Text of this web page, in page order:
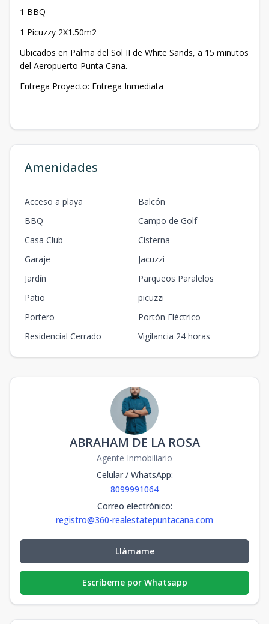
1 BBQ
1 Picuzzy 2X1.50m2
Ubicados en Palma del Sol II de White Sands, a 15 minutos
del Aeropuerto Punta Cana.
Entrega Proyecto: Entrega Inmediata
Amenidades
Acceso a playa
Balcón
BBQ
Campo de Golf
Casa Club
Cisterna
Garaje
Jacuzzi
Jardín
Parqueos Paralelos
Patio
picuzzi
Portero
Portón Eléctrico
Residencial Cerrado
Vigilancia 24 horas
ABRAHAM DE LA ROSA
Agente Inmobiliario
Celular / WhatsApp:
8099991064
Correo electrónico:
registro@360-realestatepuntacana.com
Llámame
Escribeme por Whatsapp